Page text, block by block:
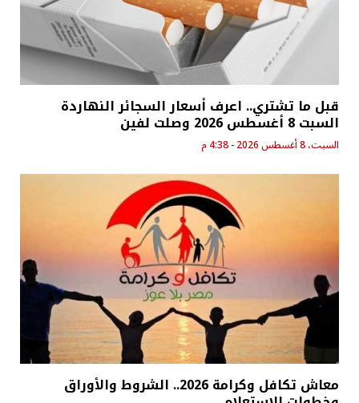
قبل ما تشتري.. اعرف أسعار السجائر النهاردة
السبت 8 أغسطس 2026 وصلت لفين
السبت، 8 أغسطس 2026 - 4:38 م
معاش تكافل وكرامة 2026.. الشروط والأوراق